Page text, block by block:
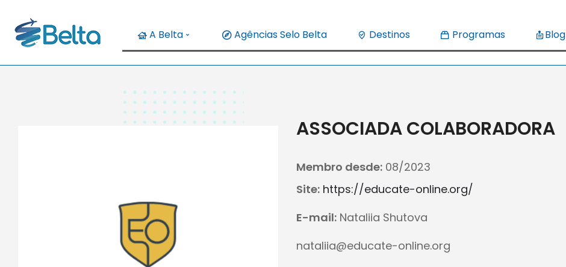
A Belta Agências Selo Belta Destinos Programas Blog
ASSOCIADA COLABORADORA
Membro desde:08/2023
Site:https://educate-online.org/
E-mail:Nataliia Shutova
nataliia@educate-online.org